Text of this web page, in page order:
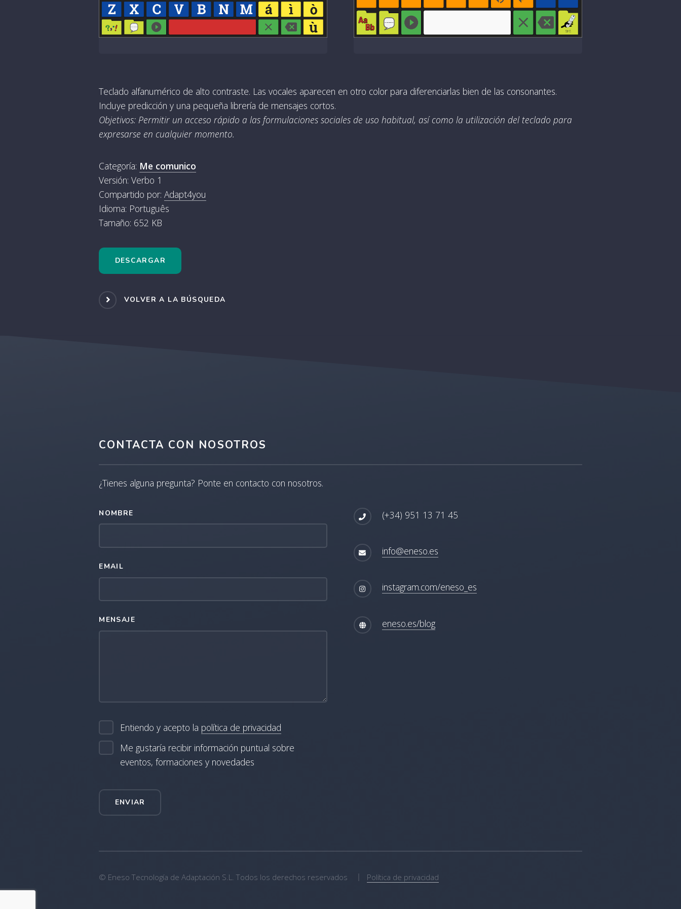
Teclado alfanumérico de alto contraste. Las vocales aparecen en otro color para diferenciarlas bien de las consonantes.
Incluye predicción y una pequeña librería de mensajes cortos.
Objetivos: Permitir un acceso rápido a las formulaciones sociales de uso habitual, así como la utilización del teclado para
expresarse en cualquier momento.
Categoría: Me comunico
Versión: Verbo 1
Compartido por:Adapt4you
Idioma: Português
Tamaño: 652 KB
DESCARGAR
VOLVER A LA BÚSQUEDA
CONTACTA CON NOSOTROS
¿Tienes alguna pregunta? Ponte en contacto con nosotros.
NOMBRE
EMAIL
MENSAJE
Entiendo y acepto la política de privacidad
Me gustaría recibir información puntual sobre
eventos, formaciones y novedades
ENVIAR
(+34) 951 13 71 45
info@eneso.es
instagram.com/eneso_es
eneso.es/blog
© Eneso Tecnología de Adaptación S.L. Todos los derechos reservados Política de privacidad